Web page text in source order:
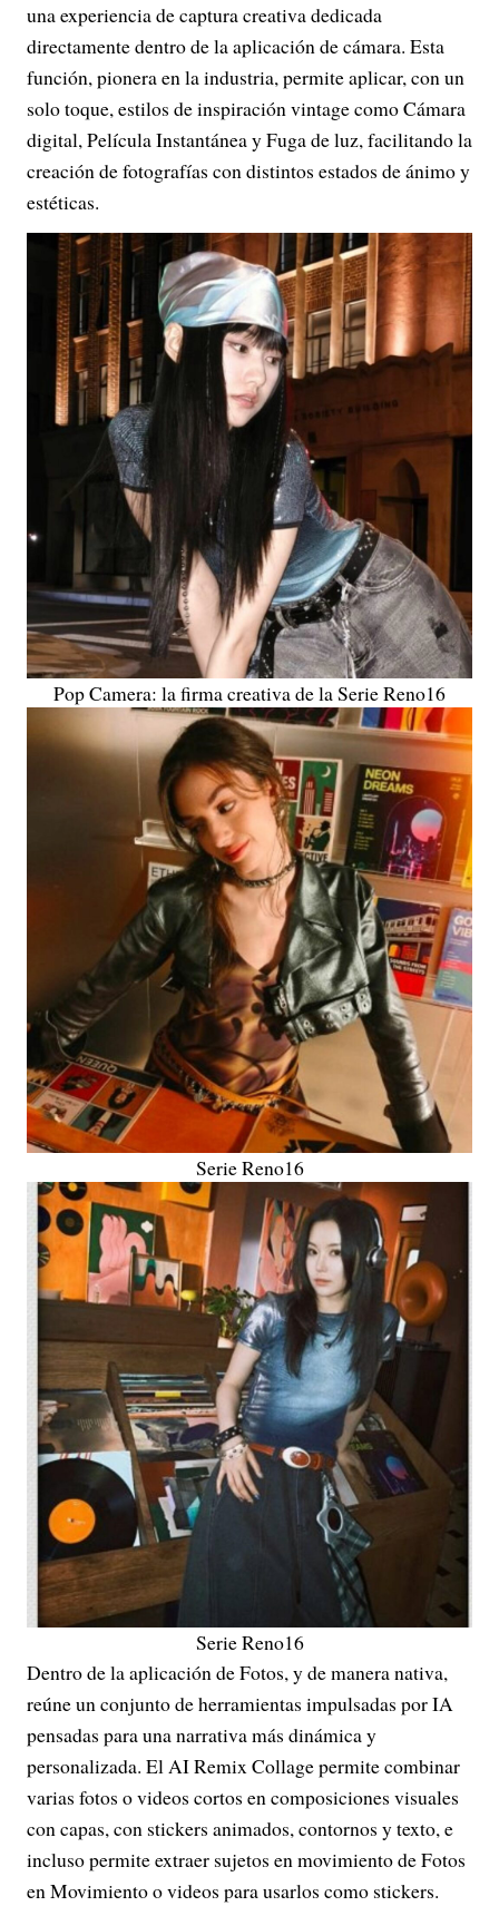
una experiencia de captura creativa dedicada
directamente dentro de la aplicación de cámara. Esta
función, pionera en la industria, permite aplicar, con un
solo toque, estilos de inspiración vintage como Cámara
digital, Película Instantánea y Fuga de luz, facilitando la
creación de fotografías con distintos estados de ánimo y
estéticas.
Pop Camera: la firma creativa de la Serie Reno16
Serie Reno16
Serie Reno16
Dentro de la aplicación de Fotos, y de manera nativa,
reúne un conjunto de herramientas impulsadas por IA
pensadas para una narrativa más dinámica y
personalizada. El AI Remix Collage permite combinar
varias fotos o videos cortos en composiciones visuales
con capas, con stickers animados, contornos y texto, e
incluso permite extraer sujetos en movimiento de Fotos
en Movimiento o videos para usarlos como stickers.